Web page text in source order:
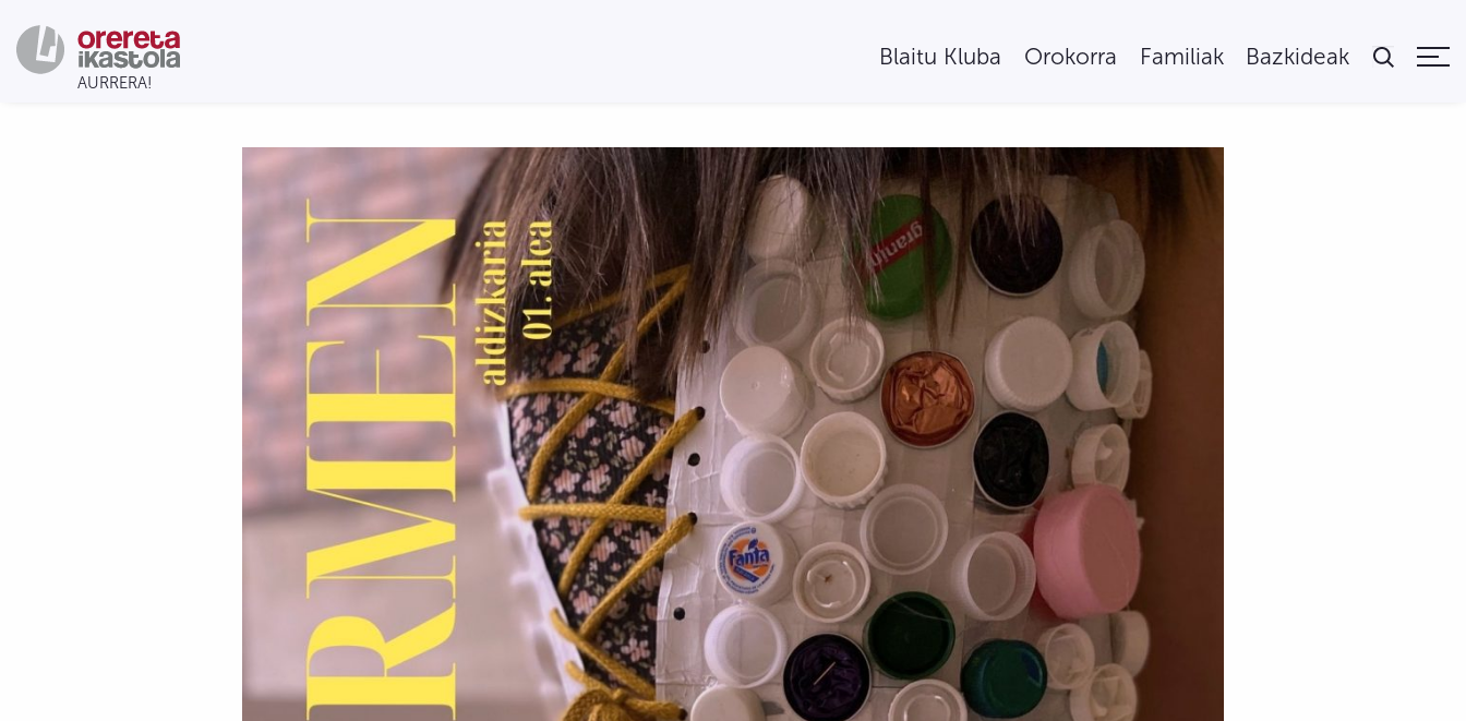
Blaitu Kluba Orokorra Familiak Bazkideak